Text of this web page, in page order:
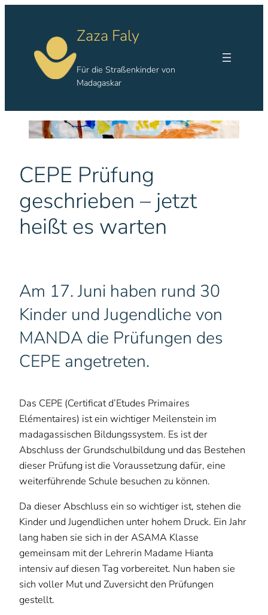
Zaza Faly
Für die Straßenkinder von
Madagaskar
CEPE Prüfung
geschrieben – jetzt
heißt es warten
Am 17. Juni haben rund 30
Kinder und Jugendliche von
MANDA die Prüfungen des
CEPE angetreten.
Das CEPE (Certificat d’Etudes Primaires
Elémentaires) ist ein wichtiger Meilenstein im
madagassischen Bildungssystem. Es ist der
Abschluss der Grundschulbildung und das Bestehen
dieser Prüfung ist die Voraussetzung dafür, eine
weiterführende Schule besuchen zu können.
Da dieser Abschluss ein so wichtiger ist, stehen die
Kinder und Jugendlichen unter hohem Druck. Ein Jahr
lang haben sie sich in der ASAMA Klasse
gemeinsam mit der Lehrerin Madame Hianta
intensiv auf diesen Tag vorbereitet. Nun haben sie
sich voller Mut und Zuversicht den Prüfungen
gestellt.